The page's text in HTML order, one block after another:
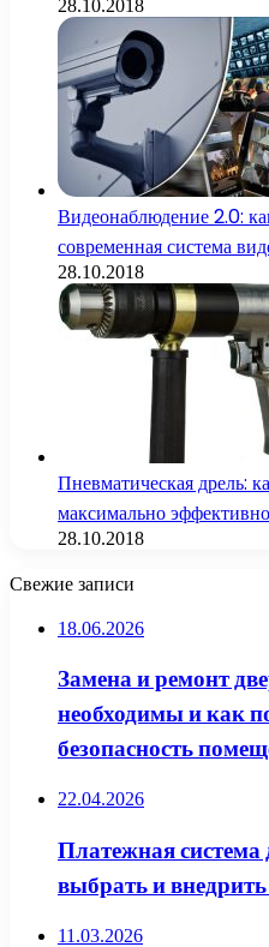
28.10.2018
Видеонаблюдение 2.0:
современная система
28.10.2018
Пневматическая дрель:
максимально
28.10.2018
Свежие записи
18.06.2026
Замена и ремонт
необходимы и как
безопасность
22.04.2026
Платежная система
выбрать и
11.03.2026